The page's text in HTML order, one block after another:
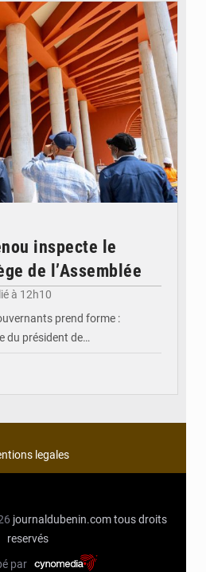
inspecte le
de l’Assemblée
à 12h10
prend forme :
du président de…
legales
journaldubenin.com tous droits
reservés
par